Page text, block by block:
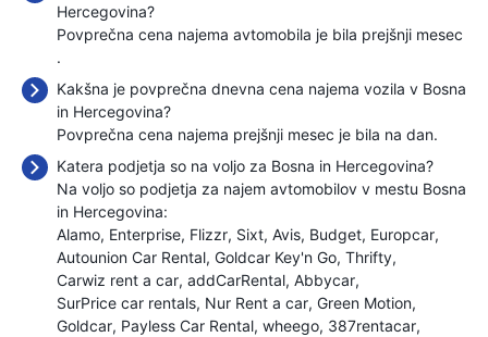
Hercegovina?
Povprečna cena najema avtomobila je bila prejšnji mesec
.
Kakšna je povprečna dnevna cena najema vozila v Bosna
in Hercegovina?
Povprečna cena najema prejšnji mesec je bila na dan.
Katera podjetja so na voljo za Bosna in Hercegovina?
Na voljo so podjetja za najem avtomobilov v mestu Bosna
in Hercegovina:
Alamo Enterprise Flizzr Sixt Avis Budget Europcar
Autounion Car Rental Goldcar Key'n Go Thrifty
Carwiz rent a car addCarRental Abbycar
SurPrice car rentals Nur Rent a car Green Motion
Goldcar Payless Car Rental wheego 387rentacar